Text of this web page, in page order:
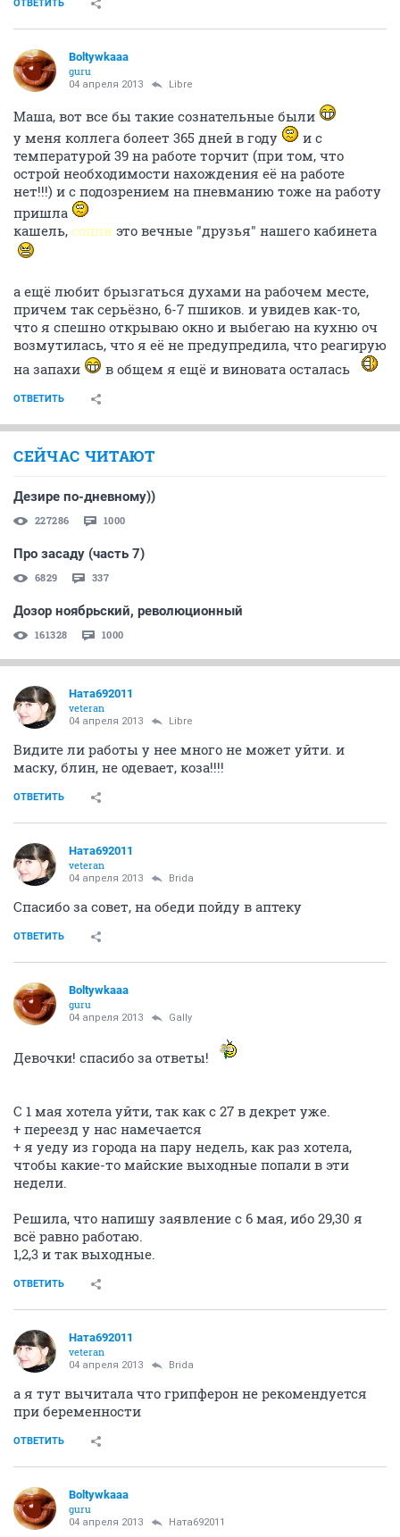
ОТВЕТИТЬ
Boltywkaaa
guru
04 апреля 2013 Libre
Маша, вот все бы такие сознательные были
у меня коллега болеет 365 дней в году
и с
температурой 39 на работе торчит (при том, что
острой необходимости нахождения её на работе
нет!!!) и с подозрением на пневманию тоже на работу
пришла
кашель, сопли это вечные "друзья" нашего кабинета
а ещё любит брызгаться духами на рабочем месте,
причем так серьёзно, 6-7 пшиков. и увидев как-то,
что я спешно открываю окно и выбегаю на кухню оч
возмутилась, что я её не предупредила, что реагирую
на запахи
в общем я ещё и виновата осталась
ОТВЕТИТЬ
СЕЙЧАС ЧИТАЮТ
Дезире по-дневному))
227286 1000
Про засаду (часть 7)
6829 337
Дозор ноябрьский, революционный
161328 1000
Ната692011
veteran
04 апреля 2013 Libre
Видите ли работы у нее много не может уйти. и
маску, блин, не одевает, коза!!!!
ОТВЕТИТЬ
Ната692011
veteran
04 апреля 2013 Brida
Спасибо за совет, на обеди пойду в аптеку
ОТВЕТИТЬ
Boltywkaaa
guru
04 апреля 2013 Gally
Девочки! спасибо за ответы!
С 1 мая хотела уйти, так как с 27 в декрет уже.
+ переезд у нас намечается
+ я уеду из города на пару недель, как раз хотела,
чтобы какие-то майские выходные попали в эти
недели.
Решила, что напишу заявление с 6 мая, ибо 29,30 я
всё равно работаю.
1,2,3 и так выходные.
ОТВЕТИТЬ
Ната692011
veteran
04 апреля 2013 Brida
а я тут вычитала что грипферон не рекомендуется
при беременности
ОТВЕТИТЬ
Boltywkaaa
guru
04 апреля 2013 Ната692011